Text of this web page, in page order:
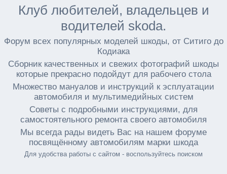
Клуб любителей, владельцев и
водителей skoda.
Форум всех популярных моделей шкоды, от Ситиго до
Кодиака
Сборник качественных и свежих фотографий шкоды
которые прекрасно подойдут для рабочего стола
Множество мануалов и инструкций к эсплуатации
автомобиля и мультимедийных систем
Советы с подробными инструкциями, для
самостоятельного ремонта своего автомобиля
Мы всегда рады видеть Вас на нашем форуме
посвящённому автомобилям марки шкода
Для удобства работы с сайтом - воспользуйтесь поиском